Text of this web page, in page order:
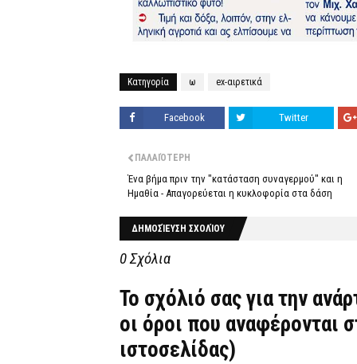
Κατηγορία ω ex-αιρετικά
Facebook Twitter
ΠΑΛΑΙΌΤΕΡΗ
Ένα βήμα πριν την "κατάσταση συναγερμού" και η
Ημαθία - Απαγορεύεται η κυκλοφορία στα δάση
ΔΗΜΟΣΊΕΥΣΗ ΣΧΟΛΊΟΥ
0 Σχόλια
Το σχόλιό σας για την
οι όροι που αναφέρονται
ιστοσελίδας)